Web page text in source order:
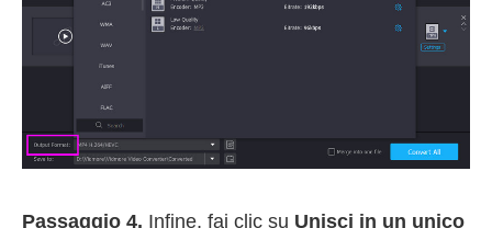
Passaggio 4. Infine, fai clic su Unisci in un unico